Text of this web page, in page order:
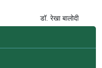
डॉ. रेखा बालोदी